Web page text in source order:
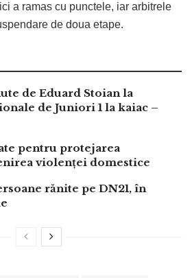
a ramas cu punctele, iar arbitrele
de doua etape.
de Eduard Stoian la
de Juniori 1 la kaiac –
pentru protejarea
violenței domestice
rănite pe DN21, în